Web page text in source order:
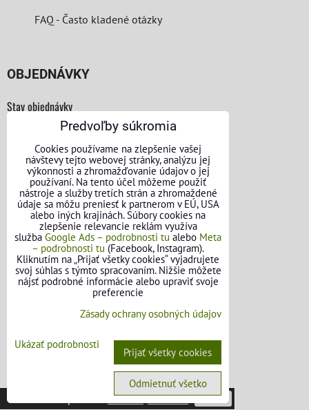
FAQ - Často kladené otázky
OBJEDNÁVKY
Stav objednávky
KONTAKTNÉ ÚDAJE
O nás
Predvoľby súkromia
Cookies používame na zlepšenie vašej
návštevy tejto webovej stránky, analýzu jej
výkonnosti a zhromažďovanie údajov o jej
používaní. Na tento účel môžeme použiť
nástroje a služby tretích strán a zhromaždené
údaje sa môžu preniesť k partnerom v EÚ, USA
alebo iných krajinách. Súbory cookies na
zlepšenie relevancie reklám využíva
služba Google Ads – podrobnosti tu alebo Meta
– podrobnosti tu (Facebook, Instagram).
Kliknutím na „Prijať všetky cookies“ vyjadrujete
svoj súhlas s týmto spracovaním. Nižšie môžete
nájsť podrobné informácie alebo upraviť svoje
preferencie
Zásady ochrany osobných údajov
Ukázať podrobnosti
Prijať všetky cookies
Odmietnuť všetko
Táto stránka používa cookies.Viac info Potvrdiť